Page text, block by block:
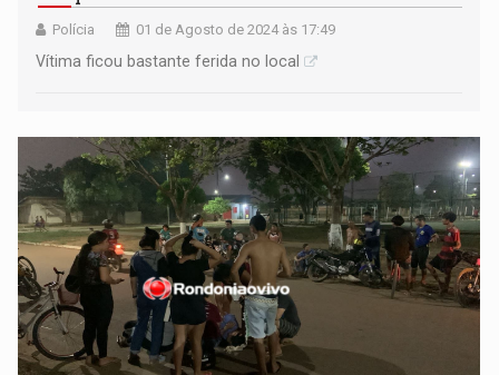
Polícia 01 de Agosto de 2024 às 17:49
Vítima ficou bastante ferida no local